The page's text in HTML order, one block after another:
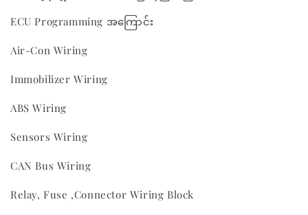
ECU Programming အကြောင်း
Air-Con Wiring
Immobilizer Wiring
ABS Wiring
Sensors Wiring
CAN Bus Wiring
Relay, Fuse ,Connector Wiring Block